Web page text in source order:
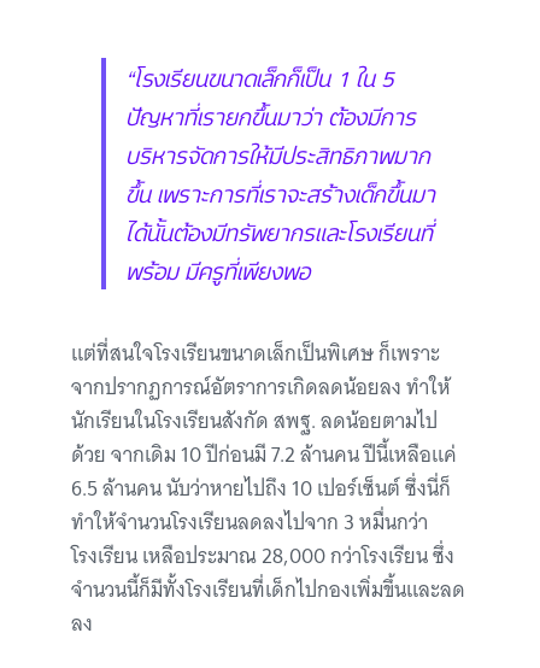
“โรงเรียนขนาดเล็กก็เป็น 1 ใน 5
ปัญหาที่เรายกขึ้นมาว่า ต้องมีการ
บริหารจัดการให้มีประสิทธิภาพมาก
ขึ้น เพราะการที่เราจะสร้างเด็กขึ้นมา
ได้นั้นต้องมีทรัพยากรและโรงเรียนที่
พร้อม มีครูที่เพียงพอ
แต่ที่สนใจโรงเรียนขนาดเล็กเป็นพิเศษ ก็เพราะ
จากปรากฏการณ์อัตราการเกิดลดน้อยลง ทำให้
นักเรียนในโรงเรียนสังกัด สพฐ. ลดน้อยตามไป
ด้วย จากเดิม 10 ปีก่อนมี 7.2 ล้านคน ปีนี้เหลือแค่
6.5 ล้านคน นับว่าหายไปถึง 10 เปอร์เซ็นต์ ซึ่งนี่ก็
ทำให้จำนวนโรงเรียนลดลงไปจาก 3 หมื่นกว่า
โรงเรียน เหลือประมาณ 28,000 กว่าโรงเรียน ซึ่ง
จำนวนนี้ก็มีทั้งโรงเรียนที่เด็กไปกองเพิ่มขึ้นและลด
ลง